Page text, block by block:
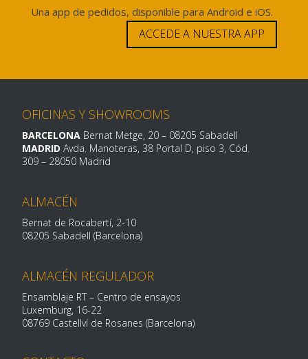
Una app de pedidos, disponible para Android e iOS.
ACCEDE A NUESTRA APP
OFICINAS Y SHOWROOMS
BARCELONA Bernat Metge, 20– 08205 Sabadell
MADRID Avda. Manoteras, 38 Portal D, piso 3, Cód.
309 – 28050 Madrid
ALMACÉN
Bernat de Rocabertí, 2-10
08205 Sabadell (Barcelona)
ALMACÉN REGULADOR
Ensamblaje RT – Centro de ensayos
Luxemburg, 16-22
08769 Castellví de Rosanes (Barcelona)